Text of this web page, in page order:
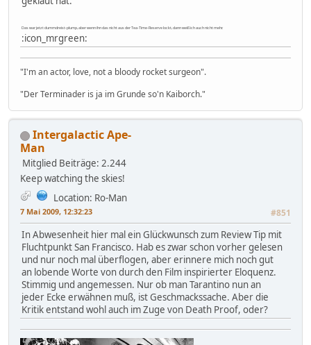
Das war jetzt dummdreist-plump, aber wenn ihn das nicht aus der Tea-Time-Reserve lockt, dann weiß ich auch nicht mehr.
:icon_mrgreen:
"I'm an actor, love, not a bloody rocket surgeon".
"Der Terminader is ja im Grunde so'n Kaiborch."
Intergalactic Ape-
Man
Mitglied Beiträge: 2.244
Keep watching the skies!
Location: Ro-Man
7 Mai 2009, 12:32:23 #851
In Abwesenheit hier mal ein Glückwunsch zum Review Tip mit
Fluchtpunkt San Francisco. Hab es zwar schon vorher gelesen
und nur noch mal überflogen, aber erinnere mich noch gut
an lobende Worte von durch den Film inspirierter Eloquenz.
Stimmig und angemessen. Nur ob man Tarantino nun an
jeder Ecke erwähnen muß, ist Geschmackssache. Aber die
Kritik entstand wohl auch im Zuge von Death Proof, oder?